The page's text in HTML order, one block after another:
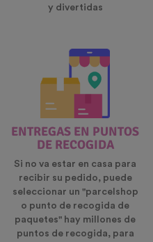
y divertidas
ENTREGAS EN PUNTOS
DE RECOGIDA
Si no va estar en casa para
recibir su pedido, puede
seleccionar un "parcelshop
o punto de recogida de
paquetes" hay millones de
puntos de recogida, para